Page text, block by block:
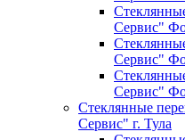
Сервис"
Сервис"
Сервис"
Стеклянные
Сервис" г. Тула